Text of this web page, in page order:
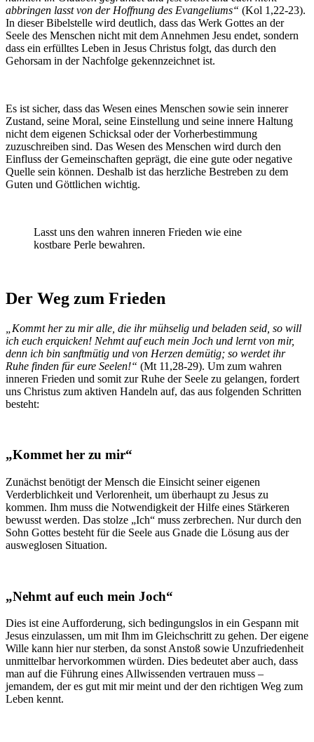
abbringen lasst von der Hoffnung des Evangeliums“ (Kol 1,22-23).
In dieser Bibelstelle wird deutlich, dass das Werk Gottes an der
Seele des Menschen nicht mit dem Annehmen Jesu endet, sondern
dass ein erfülltes Leben in Jesus Christus folgt, das durch den
Gehorsam in der Nachfolge gekennzeichnet ist.
Es ist sicher, dass das Wesen eines Menschen sowie sein innerer
Zustand, seine Moral, seine Einstellung und seine innere Haltung
nicht dem eigenen Schicksal oder der Vorherbestimmung
zuzuschreiben sind. Das Wesen des Menschen wird durch den
Einfluss der Gemeinschaften geprägt, die eine gute oder negative
Quelle sein können. Deshalb ist das herzliche Bestreben zu dem
Guten und Göttlichen wichtig.
Lasst uns den wahren inneren Frieden wie eine
kostbare Perle bewahren.
Der Weg zum Frieden
„Kommt her zu mir alle, die ihr mühselig und beladen seid, so will
ich euch erquicken! Nehmt auf euch mein Joch und lernt von mir,
denn ich bin sanftmütig und von Herzen demütig; so werdet ihr
Ruhe finden für eure Seelen!“ (Mt 11,28-29). Um zum wahren
inneren Frieden und somit zur Ruhe der Seele zu gelangen, fordert
uns Christus zum aktiven Handeln auf, das aus folgenden Schritten
besteht:
„Kommet her zu mir“
Zunächst benötigt der Mensch die Einsicht seiner eigenen
Verderblichkeit und Verlorenheit, um überhaupt zu Jesus zu
kommen. Ihm muss die Notwendigkeit der Hilfe eines Stärkeren
bewusst werden. Das stolze „Ich“ muss zerbrechen. Nur durch den
Sohn Gottes besteht für die Seele aus Gnade die Lösung aus der
ausweglosen Situation.
„Nehmt auf euch mein Joch“
Dies ist eine Aufforderung, sich bedingungslos in ein Gespann mit
Jesus einzulassen, um mit Ihm im Gleichschritt zu gehen. Der eigene
Wille kann hier nur sterben, da sonst Anstoß sowie Unzufriedenheit
unmittelbar hervorkommen würden. Dies bedeutet aber auch, dass
man auf die Führung eines Allwissenden vertrauen muss –
jemandem, der es gut mit mir meint und der den richtigen Weg zum
Leben kennt.